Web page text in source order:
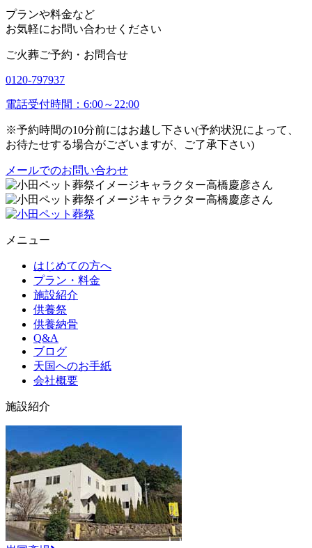
プランや料金など
お気軽にお問い合わせください
ご火葬ご予約・お問合せ
0120-797937
電話受付時間：6:00～22:00
※予約時間の10分前にはお越し下さい(予約状況によって、
お待たせする場合がございますが、ご了承下さい)
メールでのお問い合わせ
メニュー
はじめての方へ
プラン・料金
施設紹介
供養祭
供養納骨
Q&A
ブログ
天国へのお手紙
会社概要
施設紹介